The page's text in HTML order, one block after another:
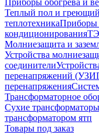
Приборы обогрева и
Теплый пол и греющий
теплотехникаПриборы
кондиционирования
Молниезащита и
Устройства
соединители
перенапряжений
перенапряжения
Трансформаторное
Сухие трансформаторы
трансформатором ятп
Товары под заказ